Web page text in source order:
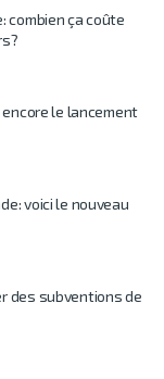
combien ça coûte
le lancement
voici le nouveau
des subventions de